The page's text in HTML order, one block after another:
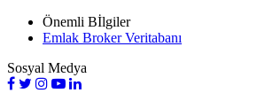
Önemli Bİlgiler
Emlak Broker Veritabanı
Sosyal Medya